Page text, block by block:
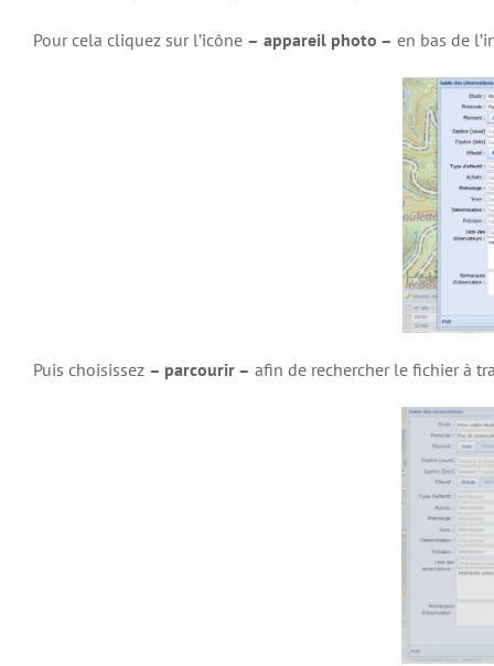
Pour cela cliquez sur l’icône – appareil photo – en bas de
Puis choisissez – parcourir – afin de rechercher le fichier à